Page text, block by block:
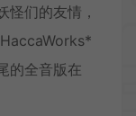
怪们的友情，
的全音版在